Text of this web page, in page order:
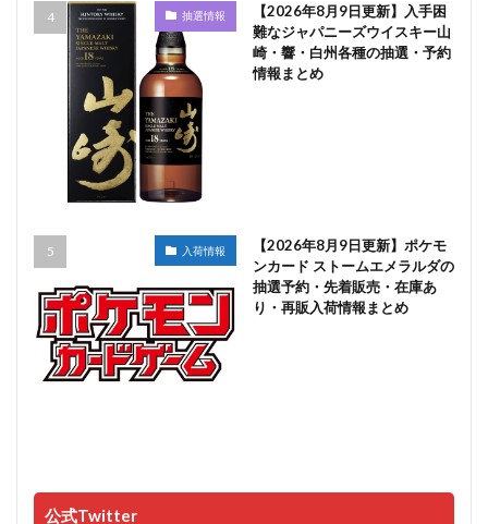
抽選情報
【2026年8月9日更新】入手困
難なジャパニーズウイスキー山
崎・響・白州各種の抽選・予約
情報まとめ
入荷情報
【2026年8月9日更新】ポケモ
ンカード ストームエメラルダの
抽選予約・先着販売・在庫あ
り・再販入荷情報まとめ
公式Twitter